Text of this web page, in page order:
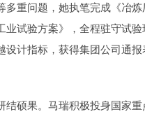
多重问题，她执笔完成《冶
业试验方案》，全程驻守试
设计指标，获得集团公司通
结硕果。马瑞积极投身国家